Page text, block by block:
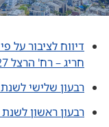
חריג – רח' הרצל 27 מיום 29.12.25
רבעון שלישי לשנת 2025
רבעון ראשון לשנת 2025